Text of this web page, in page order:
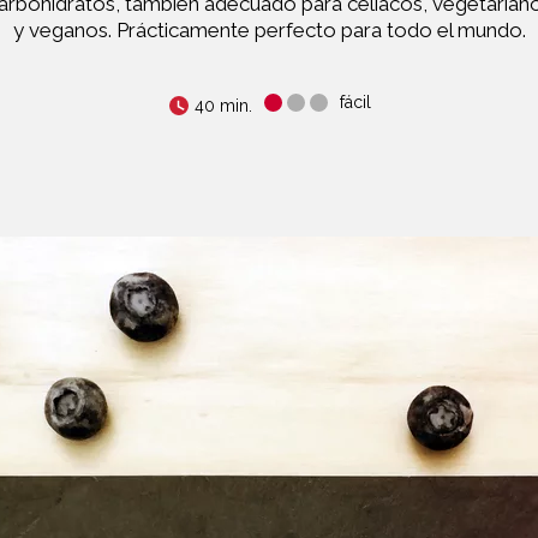
y veganos. Prácticamente perfecto para todo el mundo.
40 min. fácil